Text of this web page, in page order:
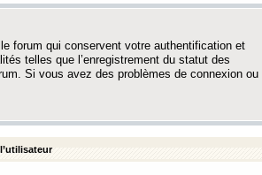
forum qui conservent votre authentification et
telles que l’enregistrement du statut des
Si vous avez des problèmes de connexion ou